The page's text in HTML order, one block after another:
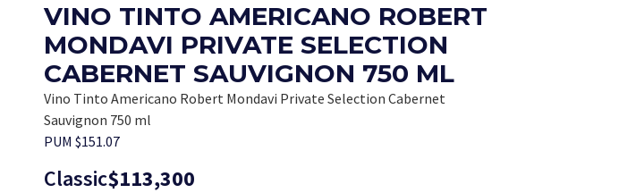
VINO TINTO AMERICANO ROBERT
MONDAVI PRIVATE SELECTION
CABERNET SAUVIGNON 750 ML
Vino Tinto Americano Robert Mondavi Private Selection Cabernet
Sauvignon 750 ml
PUM $151.07
Classic$113,300